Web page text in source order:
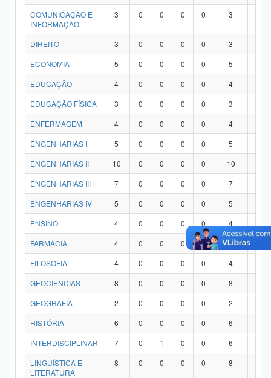
COMUNICAÇÃO E
INFORMAÇÃO
3 0 0 0 0 3
DIREITO 3 0 0 0 0 3
ECONOMIA
5 0 0 0 0 5
EDUCAÇÃO
4 0 0 0 0 4
EDUCAÇÃO FÍSICA
3 0 0 0 0 3
ENFERMAGEM
4 0 0 0 0 4
ENGENHARIAS I
5 0 0 0 0 5
ENGENHARIAS II
10 0 0 0 0 10
ENGENHARIAS III
7 0 0 0 0 7
ENGENHARIAS IV
5 0 0 0 0 5
ENSINO
4 0 0 0 0 4
FARMÁCIA
4 0 0 0 0 4
FILOSOFIA
4 0 0 0 0 4
GEOCIÊNCIAS
8 0 0 0 0 8
GEOGRAFIA
2 0 0 0 0 2
HISTÓRIA
6 0 0 0 0 6
INTERDISCIPLINAR
7 0 1 0 0 6
LINGUÍSTICA E
LITERATURA
8 0 0 0 0 8